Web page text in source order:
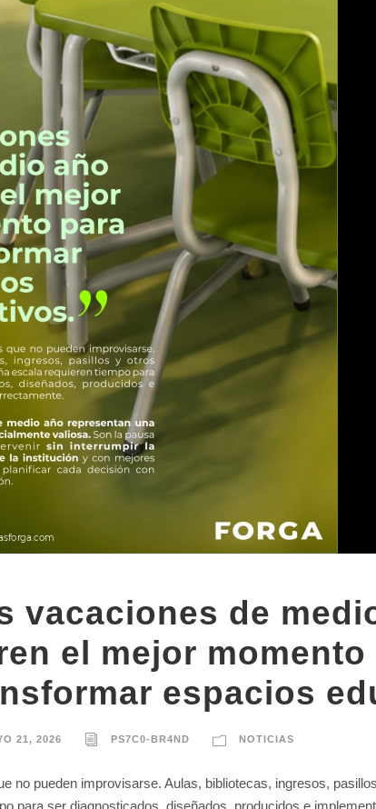
vacaciones de
el mejor momento
espacios
21, 2026 PS7C0-BR4ND NOTICIAS
no pueden improvisarse. Aulas, bibliotecas, ingresos,
para ser diagnosticados, diseñados, producidos e